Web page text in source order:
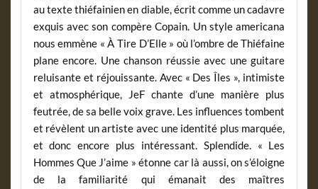
au texte thiéfainien en diable, écrit comme un cadavre
exquis avec son compère Copain. Un style americana
nous emmène « À Tire D’Elle » où l’ombre de Thiéfaine
plane encore. Une chanson réussie avec une guitare
reluisante et réjouissante. Avec « Des Îles », intimiste
et atmosphérique, JeF chante d’une manière plus
feutrée, de sa belle voix grave. Les influences tombent
et révèlent un artiste avec une identité plus marquée,
et donc encore plus intéressant. Splendide. « Les
Hommes Que J’aime » étonne car là aussi, on s’éloigne
de la familiarité qui émanait des maîtres